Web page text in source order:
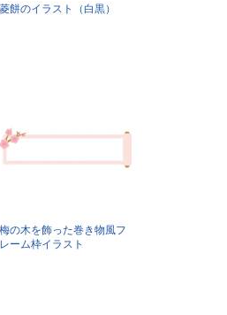
菱餅のイラスト（白黒）
梅の木を飾った巻き物風フ
レーム枠イラスト